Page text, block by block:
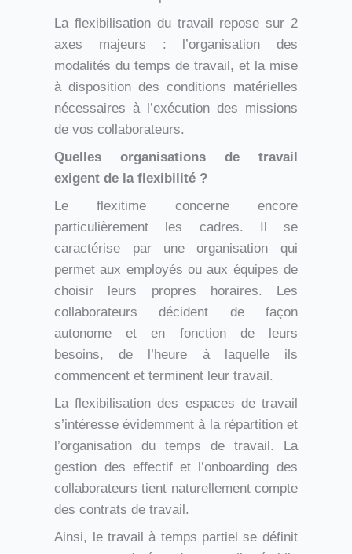
La flexibilisation du travail repose sur 2
axes majeurs : l’organisation des
modalités du temps de travail, et la mise
à disposition des conditions matérielles
nécessaires à l’exécution des missions
de vos collaborateurs.
Quelles organisations de travail
exigent de la flexibilité ?
Le flexitime concerne encore
particulièrement les cadres. Il se
caractérise par une organisation qui
permet aux employés ou aux équipes de
choisir leurs propres horaires. Les
collaborateurs décident de façon
autonome et en fonction de leurs
besoins, de l’heure à laquelle ils
commencent et terminent leur travail.
La flexibilisation des espaces de travail
s’intéresse évidemment à la répartition et
l’organisation du temps de travail. La
gestion des effectif et l’onboarding des
collaborateurs tient naturellement compte
des contrats de travail.
Ainsi, le travail à temps partiel se définit